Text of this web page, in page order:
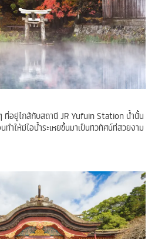
ๆ ที่อยู่ไกล้กับสถานี JR Yufuin Station น้ำนั้น
ำให้มีไอน้ำระเหยขึ้นมาเป็นทิวทัศน์ที่สวยงาม